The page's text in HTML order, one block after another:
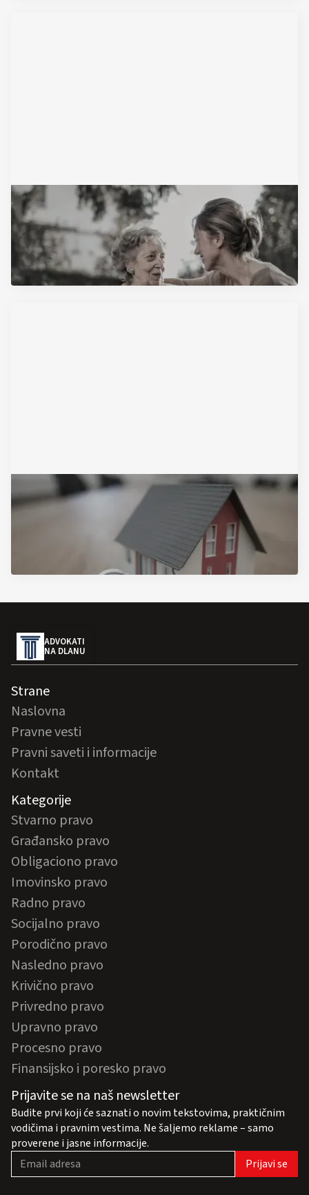
November 17, 2025
Ugovor o doživotnom izdržavanju: sve
informacije na jednom mestu
Pročitajte Artikal
November 10, 2025
Pravo preče kupovine - sve što treba
da znate na jednom mestu
ADVOKATI
NA DLANU
Strane
Naslovna
Pravne vesti
Pravni saveti i informacije
Kontakt
Kategorije
Stvarno pravo
Građansko pravo
Obligaciono pravo
Imovinsko pravo
Radno pravo
Socijalno pravo
Porodično pravo
Nasledno pravo
Krivično pravo
Privredno pravo
Upravno pravo
Procesno pravo
Finansijsko i poresko pravo
Prijavite se na naš newsletter
Budite prvi koji će saznati o novim tekstovima, praktičnim
vodičima i pravnim vestima. Ne šaljemo reklame – samo
proverene i jasne informacije.